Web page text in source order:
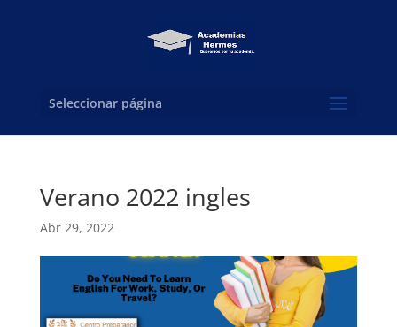
Seleccionar página
Verano 2022 ingles
Abr 29, 2022